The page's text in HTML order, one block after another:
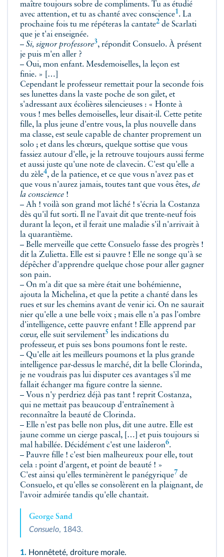
maître toujours sobre de compliments. Tu as étudié
avec attention, et tu as chanté avec conscience1. La
prochaine fois tu me répéteras la cantate2 de Scarlati
que je t'ai enseignée.
– Si, signor professore3, répondit Consuelo. À présent
je puis m'en aller ?
– Oui, mon enfant. Mesdemoiselles, la leçon est
finie. » […]
Cependant le professeur remettait pour la seconde fois
ses lunettes dans la vaste poche de son gilet, et
s'adressant aux écolières silencieuses : « Honte à
vous ! mes belles demoiselles, leur disait-il. Cette petite
fille, la plus jeune d'entre vous, la plus nouvelle dans
ma classe, est seule capable de chanter proprement un
solo ; et dans les chœurs, quelque sottise que vous
fassiez autour d'elle, je la retrouve toujours aussi ferme
et aussi juste qu'une note de clavecin. C'est qu'elle a
du zèle4, de la patience, et ce que vous n'avez pas et
que vous n'aurez jamais, toutes tant que vous êtes, de
la conscience !
– Ah ! voilà son grand mot lâché ! s'écria la Costanza
dès qu'il fut sorti. Il ne l'avait dit que trente-neuf fois
durant la leçon, et il ferait une maladie s'il n'arrivait à
la quarantième.
– Belle merveille que cette Consuelo fasse des progrès !
dit la Zulietta. Elle est si pauvre ! Elle ne songe qu'à se
dépêcher d'apprendre quelque chose pour aller gagner
son pain.
– On m'a dit que sa mère était une bohémienne,
ajouta la Michelina, et que la petite a chanté dans les
rues et sur les chemins avant de venir ici. On ne saurait
nier qu'elle a une belle voix ; mais elle n'a pas l'ombre
d'intelligence, cette pauvre enfant ! Elle apprend par
cœur, elle suit servilement5 les indications du
professeur, et puis ses bons poumons font le reste.
– Qu'elle ait les meilleurs poumons et la plus grande
intelligence par-dessus le marché, dit la belle Clorinda,
je ne voudrais pas lui disputer ces avantages s'il me
fallait échanger ma figure contre la sienne.
– Vous n'y perdriez déjà pas tant ! reprit Costanza,
qui ne mettait pas beaucoup d'entraînement à
reconnaître la beauté de Clorinda.
– Elle n'est pas belle non plus, dit une autre. Elle est
jaune comme un cierge pascal, […] et puis toujours si
mal habillée. Décidément c'est une laideron6.
– Pauvre fille ! c'est bien malheureux pour elle, tout
cela : point d'argent, et point de beauté ! »
C'est ainsi qu'elles terminèrent le panégyrique7 de
Consuelo, et qu'elles se consolèrent en la plaignant, de
l'avoir admirée tandis qu'elle chantait.
George Sand
Consuelo, 1843.
1. Honnêteté, droiture morale.